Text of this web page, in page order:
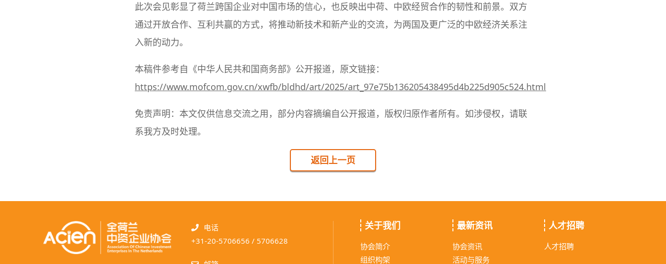
此次会见彰显了荷兰跨国企业对中国市场的信心，也反映出中荷、中欧经贸合作的韧性和前景。双方
通过开放合作、互利共赢的方式，将推动新技术和新产业的交流，为两国及更广泛的中欧经济关系注
入新的动力。
本稿件参考自《中华人民共和国商务部》公开报道，原文链接：
https://www.mofcom.gov.cn/xwfb/bldhd/art/2025/art_97e75b136205438495d4b225d905c524.html
免责声明：本文仅供信息交流之用，部分内容摘编自公开报道，版权归原作者所有。如涉侵权，请联
系我方及时处理。
返回上一页
电话
+31-20-5706656 / 5706628
关于我们
协会简介
组织构架
最新资讯
协会资讯
活动与服务
人才招聘
人才招聘